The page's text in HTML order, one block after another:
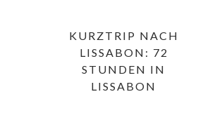
KURZTRIP NACH
LISSABON: 72
STUNDEN IN
LISSABON